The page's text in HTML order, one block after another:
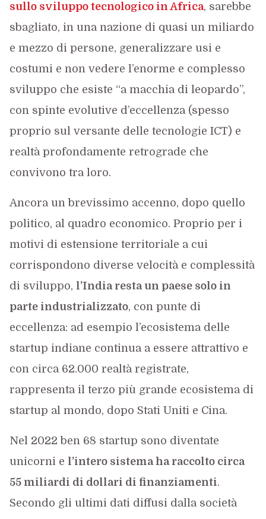
sullo sviluppo tecnologico in Africa, sarebbe
sbagliato, in una nazione di quasi un miliardo
e mezzo di persone, generalizzare usi e
costumi e non vedere l’enorme e complesso
sviluppo che esiste “a macchia di leopardo”,
con spinte evolutive d’eccellenza (spesso
proprio sul versante delle tecnologie ICT) e
realtà profondamente retrograde che
convivono tra loro.
Ancora un brevissimo accenno, dopo quello
politico, al quadro economico. Proprio per i
motivi di estensione territoriale a cui
corrispondono diverse velocità e complessità
di sviluppo, l’India resta un paese solo in
parte industrializzato, con punte di
eccellenza: ad esempio l’ecosistema delle
startup indiane continua a essere attrattivo e
con circa 62.000 realtà registrate,
rappresenta il terzo più grande ecosistema di
startup al mondo, dopo Stati Uniti e Cina.
Nel 2022 ben 68 startup sono diventate
unicorni e l’intero sistema ha raccolto circa
55 miliardi di dollari di finanziamenti.
Secondo gli ultimi dati diffusi dalla società